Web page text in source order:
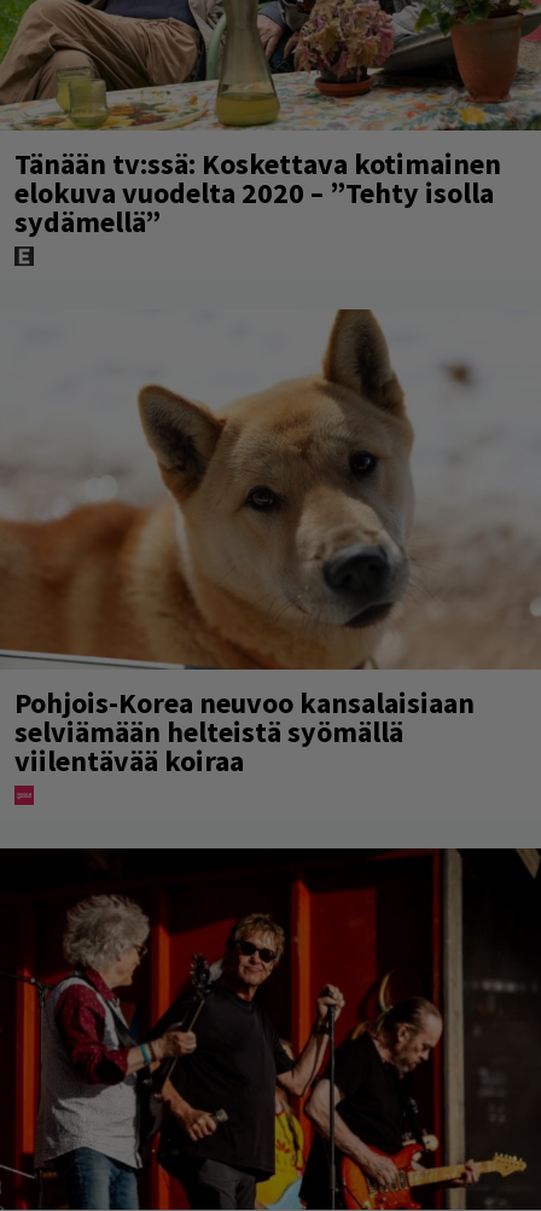
Tänään tv:ssä: Koskettava kotimainen
elokuva vuodelta 2020 – ”Tehty isolla
sydämellä”
Pohjois-Korea neuvoo kansalaisiaan
selviämään helteistä syömällä
viilentävää koiraa